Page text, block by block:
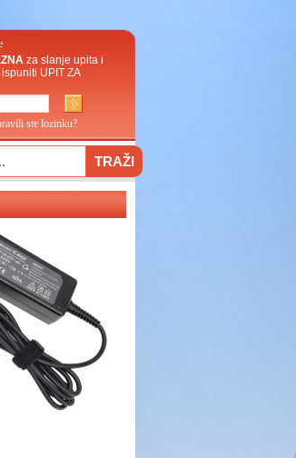
za slanje upita i
UPIT ZA
ste lozinku?